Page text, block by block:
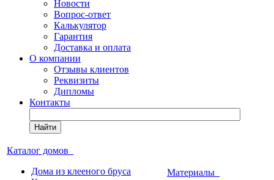
Новости
Вопрос-ответ
Калькулятор
Гарантия
Доставка и оплата
О компании
Отзывы клиентов
Реквизиты
Дипломы
Контакты
Найти
Каталог домов
Дома из клееного бруса
Материалы